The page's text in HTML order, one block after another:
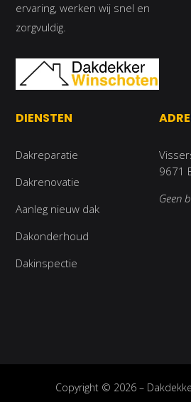
ervaring, werken wij snel en
zorgvuldig.
DIENSTEN
Dakreparatie
Dakrenovatie
Aanleg nieuw dak
Dakonderhoud
Dakinspectie
9671
Geen
Copyright © 2026 –